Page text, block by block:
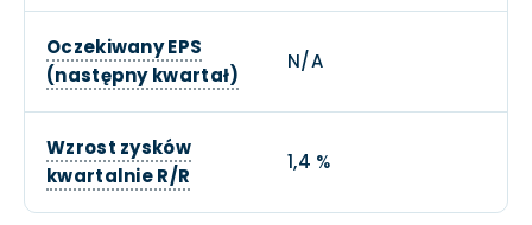
Oczekiwany EPS
(następny kwartał)
N/A
Wzrost zysków
kwartalnie R/R
1,4 %